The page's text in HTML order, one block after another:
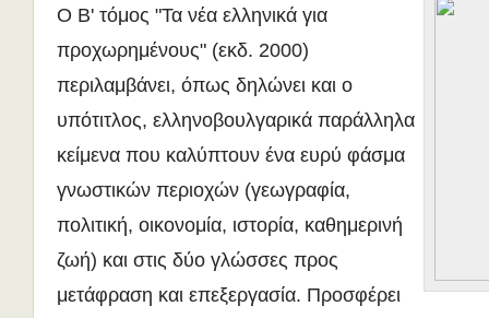
O Β' τόμος "Τα νέα ελληνικά για
προχωρημένους" (εκδ. 2000)
περιλαμβάνει, όπως δηλώνει και ο
υπότιτλος, ελληνοβουλγαρικά παράλληλα
κείμενα που καλύπτουν ένα ευρύ φάσμα
γνωστικών περιοχών (γεωγραφία,
πολιτική, οικονομία, ιστορία, καθημερινή
ζωή) και στις δύο γλώσσες προς
μετάφραση και επεξεργασία. Προσφέρει